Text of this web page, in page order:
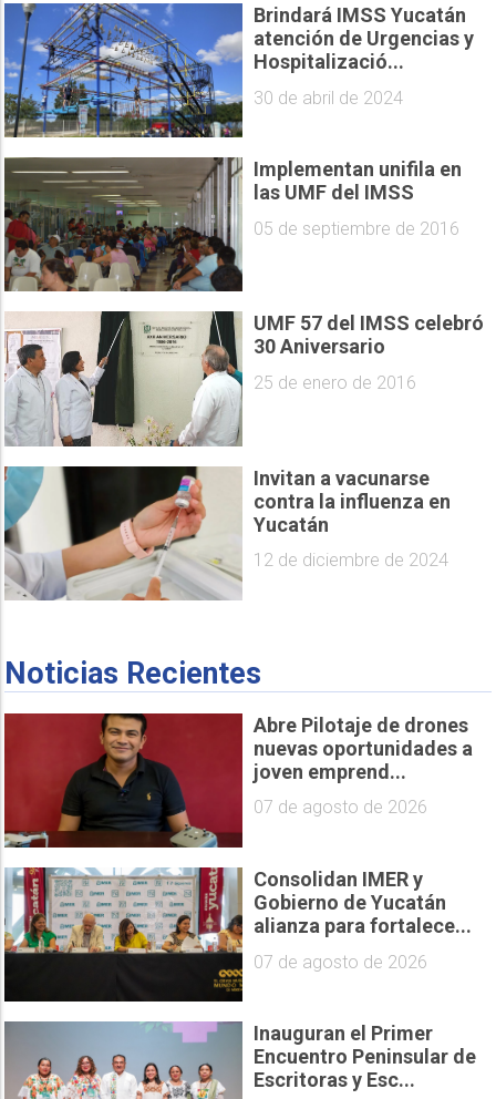
Brindará IMSS Yucatán
atención de Urgencias y
Hospitalizació...
30 de abril de 2024
Implementan unifila en
las UMF del IMSS
05 de septiembre de 2016
UMF 57 del IMSS celebró
30 Aniversario
25 de enero de 2016
Invitan a vacunarse
contra la influenza en
Yucatán
12 de diciembre de 2024
Noticias Recientes
Abre Pilotaje de drones
nuevas oportunidades a
joven emprend...
07 de agosto de 2026
Consolidan IMER y
Gobierno de Yucatán
alianza para fortalece...
07 de agosto de 2026
Inauguran el Primer
Encuentro Peninsular de
Escritoras y Esc...